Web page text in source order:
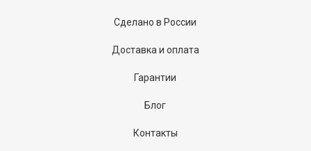
Сделано в России
Доставка и оплата
Гарантии
Блог
Контакты